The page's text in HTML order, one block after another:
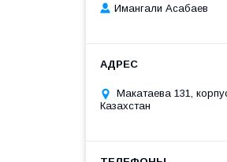
Имангали Асабаев
Макатаева 131,
Казахстан